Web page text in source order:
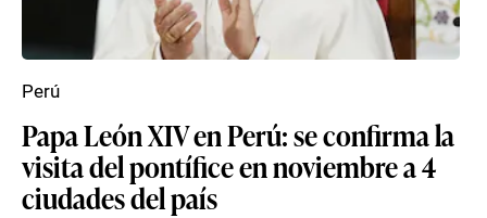
Papa León XIV en Perú: se confirma la
visita del pontífice en noviembre a 4
ciudades del país
Perú